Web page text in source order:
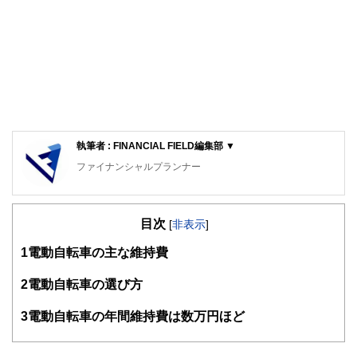
執筆者 : FINANCIAL FIELD編集部 ▼
ファイナンシャルプランナー
FinancialField編集部は、金融、経済に関する記事を、日々
知識がない方でも理解できるようわかりやすく発信していま
得者を中心に「お金や暮らし」に関する書籍・雑誌の編集経
験者で構成され、企画立案から記事掲載まですべての工程に
目次 [非表示]
1 電動自転車の主な維持費
2電動自転車の選び方
3電動自転車の年間維持費は数万円ほど